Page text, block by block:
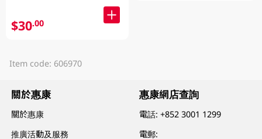
$30.00
Item code: 606970
關於惠康
關於惠康
推廣活動及服務
惠康網店查詢
電話:+852 3001 1299
電郵: